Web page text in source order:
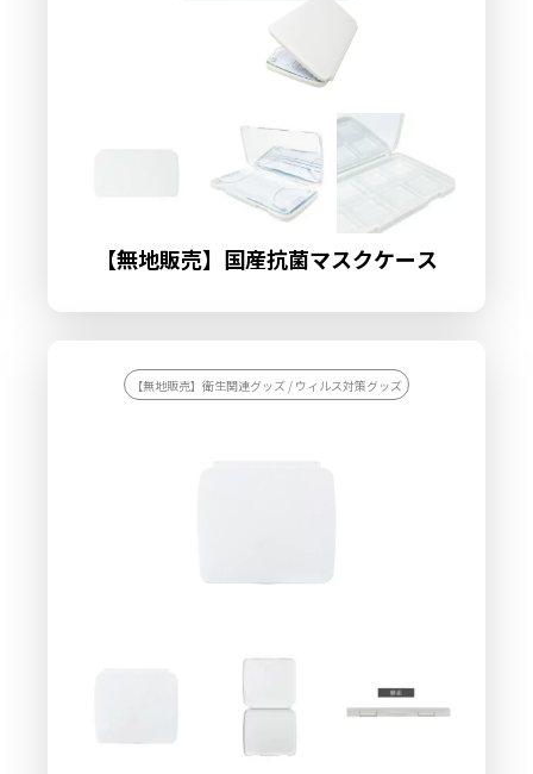
【無地販売】国産抗菌マスクケース
【無地販売】衛生関連グッズ / ウィルス対策グッズ